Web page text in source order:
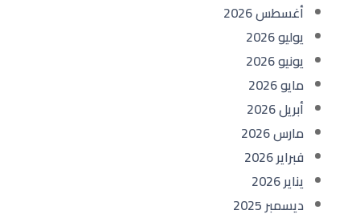
أغسطس 2026
يوليو 2026
يونيو 2026
مايو 2026
أبريل 2026
مارس 2026
فبراير 2026
يناير 2026
ديسمبر 2025